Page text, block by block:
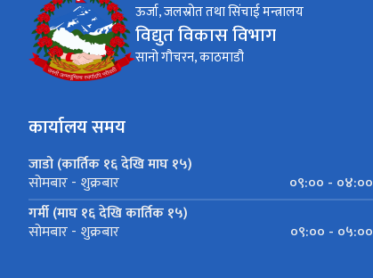
ऊर्जा, जलस्रोत तथा सिंचाई मन्त्रालय
विद्युत विकास विभाग
सानो गौचरन, काठमाडौ
कार्यालय समय
जाडो (कार्तिक १६ देखि माघ १५)
सोमबार - शुक्रबार
०९:०० - ०४:००
गर्मी (माघ १६ देखि कार्तिक १५)
सोमबार - शुक्रबार ०९:०० - ०५:००